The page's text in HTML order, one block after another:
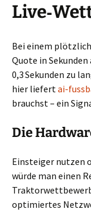
Bei einem
Quote in Sekunden
0,3 Sekunden zu
hier liefertai-
brauchst – ein
Die
Einsteiger nutzen
würde man einen
Traktorwettbewerb
optimiertes